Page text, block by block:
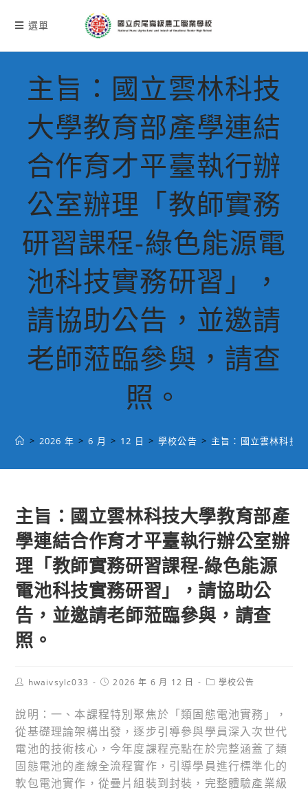
選單
主旨：國立雲林科技
大學教育部產學連結
合作育才平臺執行辦
公室辦理「教師實務
研習課程-綠色能源電
池科技實務研習」，
請協助公告，並邀請
老師蒞臨參與，請查
照。
> 2026 年 > 6 月 > 12 日 > 學校公告 > 主旨：國立雲林科技
主旨：國立雲林科技大學教育部產
學連結合作育才平臺執行辦公室辦
理「教師實務研習課程-綠色能源
電池科技實務研習」，請協助公
告，並邀請老師蒞臨參與，請查
照。
Posthwaivsylc033
Post2026 年 6 月 12 日
Post學校公告
說明：一、本課程特別聚焦於「類固態電池實務」，
從基礎理論架構出發，逐步引導參與學員深入次世代
電池的技術核心，今年度課程亮點在於完整涵蓋了類
固態電池的產線全流程實作，引導學員進行標準化的
軟包電池實作，從疊片組裝到封裝，完整體驗產業級